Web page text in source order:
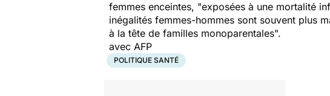
femmes enceintes, "exposées à une mortalité
inégalités femmes-hommes sont souvent plus
à la tête de familles monoparentales".
avec AFP
POLITIQUE SANTÉ